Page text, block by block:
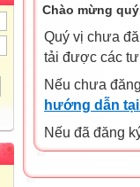
Chào mừng
Quý vị chưa
tải được các
Nếu chưa
hướng dẫn
Nếu đã đăng